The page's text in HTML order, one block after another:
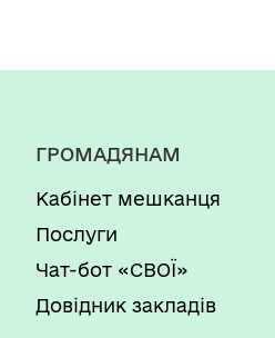
ГРОМАДЯНАМ
Кабінет мешканця
Послуги
Чат-бот «СВОЇ»
Довідник закладів